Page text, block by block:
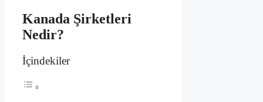
Kanada Şirketleri
Nedir?
İçindekiler